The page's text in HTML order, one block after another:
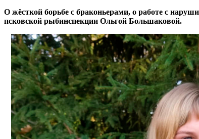
О жёсткой борьбе с браконьерами, о работе с
псковской рыбинспекции Ольгой Большаковой.